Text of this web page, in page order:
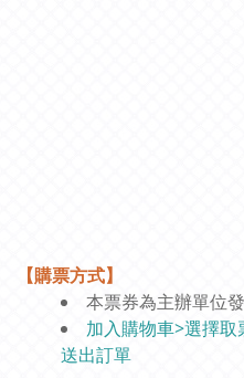
【購票方式】
本票券為主辦單位
加入購物車>選擇
送出訂單